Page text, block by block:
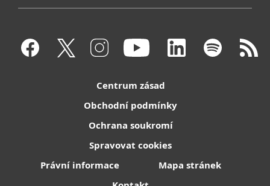
Centrum zásad
Obchodní podmínky
Ochrana soukromí
Spravovat cookies
Právní informace
Mapa stránek